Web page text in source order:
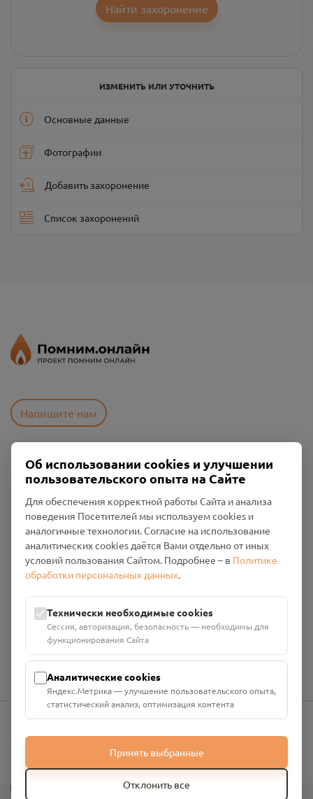
Найти захоронение
ИЗМЕНИТЬ ИЛИ УТОЧНИТЬ
Основные данные
Фотографии
Добавить захоронение
Список захоронений
Напишите нам
Пользовательское соглашение
Политика конфиденциальности
Промо-материалы
Настройки cookies
Общество с ограниченной ответственностью «Смоленский
Проект Помним»
Юридический адрес: 216790, Смоленская область, р-н
Руднянский, г. Рудня, улица Западная, д. 26А, пом. 18
Номер счёта: 40702810901130004287 в АО "АЛЬФА-БАНК"
Кор. счёт: 30101810200000000593
info@pomnim.online
Об использовании cookies и улучшении
пользовательского опыта на Сайте
Для обеспечения корректной работы Сайта и анализа
поведения Посетителей мы используем cookies и
аналогичные технологии. Согласие на использование
аналитических cookies даётся Вами отдельно от иных
условий пользования Сайтом. Подробнее – в Политике
обработки персональных данных.
Технически необходимые cookies
Сессия, авторизация, безопасность — необходимы для
функционирования Сайта
Аналитические cookies
Яндекс.Метрика — улучшение пользовательского опыта,
статистический анализ, оптимизация контента
Принять выбранные
Отклонить все